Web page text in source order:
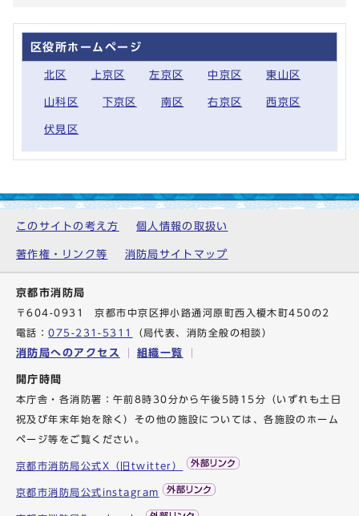
区役所ホームページ
北区 上京区 左京区 中京区 東山区
山科区 下京区 南区 右京区 西京区
伏見区
このサイトの考え方 個人情報の取扱い
著作権・リンク等 消防局サイトマップ
京都市消防局
〒604-0931 京都市中京区押小路通河原町西入榎木町450の2
電話：075-231-5311 （局代表、消防全般の相談）
消防局へのアクセス 組織一覧
開庁時間
本庁舎・各消防署：午前8時30分から午後5時15分（いずれも土日
祝及び年末年始を除く）その他の施設については、各施設のホーム
ページ等をご覧ください。
京都市消防局公式X（旧twitter）
京都市消防局公式instagram